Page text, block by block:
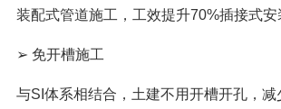
装配式管道施工，工效提升70%插接式安
➢ 免开槽施工
与SI体系相结合，土建不用开槽开孔，减